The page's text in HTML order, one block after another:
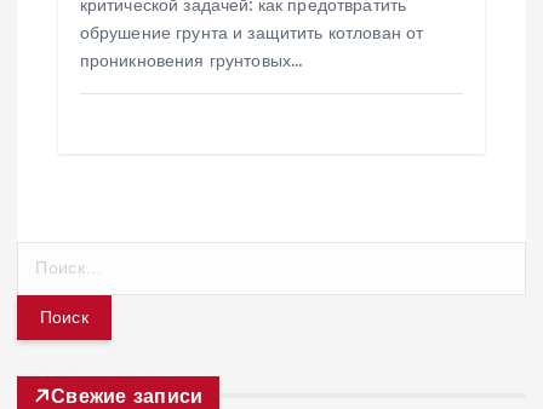
критической задачей: как предотвратить
обрушение грунта и защитить котлован от
проникновения грунтовых…
т
Свежие записи